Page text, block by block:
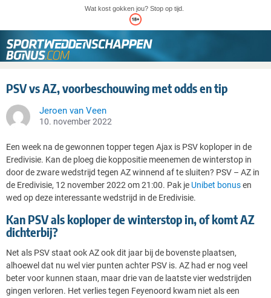
Wat kost gokken jou? Stop op tijd.
PSV vs AZ, voorbeschouwing met odds en tip
Jeroen van Veen
10. november 2022
Een week na de gewonnen topper tegen Ajax is PSV koploper in de
Eredivisie. Kan de ploeg die koppositie meenemen de winterstop in
door de zware wedstrijd tegen AZ winnend af te sluiten? PSV – AZ in
de Eredivisie, 12 november 2022 om 21:00. Pak je Unibet bonusen
wed op deze interessante wedstrijd in de Eredivisie.
Kan PSV als koploper de winterstop in, of komt AZ
dichterbij?
Net als PSV staat ook AZ ook dit jaar bij de bovenste plaatsen,
alhoewel dat nu wel vier punten achter PSV is. AZ had er nog veel
beter voor kunnen staan, maar drie van de laatste vier wedstrijden
gingen verloren. Het verlies tegen Feyenoord kwam niet als een